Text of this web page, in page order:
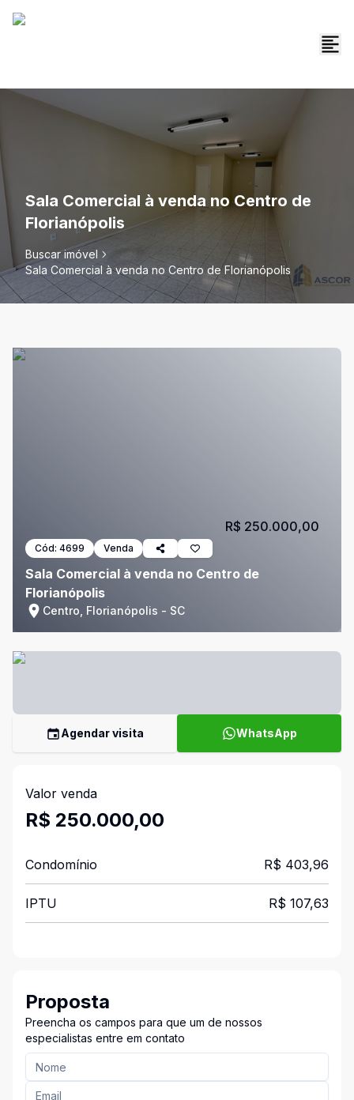
Sala Comercial à venda no Centro de
Florianópolis
Buscar imóvel
Sala Comercial à venda no Centro de Florianópolis
Cód: 4699 Venda
Sala Comercial à venda no Centro de
Florianópolis
Centro, Florianópolis - SC
R$ 250.000,00
Agendar visita WhatsApp
Valor venda
R$ 250.000,00
Condomínio R$ 403,96
IPTU R$ 107,63
Proposta
Preencha os campos para que um de nossos
especialistas entre em contato